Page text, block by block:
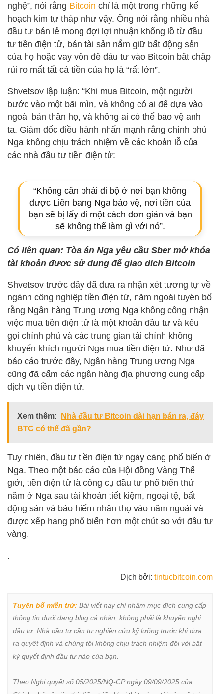
nghệ”, nói rằng Bitcoin chỉ là một trong những kế
hoạch kim tự tháp như vậy. Ông nói rằng nhiều nhà
đầu tư bán lẻ mong đợi lợi nhuận khổng lồ từ đầu
tư tiền điện tử, bán tài sản nắm giữ bất động sản
của họ hoặc vay vốn để đầu tư vào Bitcoin bất chấp
rủi ro mất tất cả tiền của họ là “rất lớn”.
Shvetsov lập luận: “Khi mua Bitcoin, một người
bước vào một bãi mìn, và không có ai để dựa vào
ngoài bản thân họ, và không ai có thể bảo vệ anh
ta. Giám đốc điều hành nhấn mạnh rằng chính phủ
Nga không chịu trách nhiệm về các khoản lỗ của
các nhà đầu tư tiền điện tử:
“Không cần phải đi bộ ở nơi bạn không
được Liên bang Nga bảo vệ, nơi tiền của
bạn sẽ bị lấy đi một cách đơn giản và bạn
sẽ không thể làm gì với nó”.
Có liên quan: Tòa án Nga yêu cầu Sber mở khóa
tài khoản được sử dụng để giao dịch Bitcoin
Shvetsov trước đây đã đưa ra nhận xét tương tự về
ngành công nghiệp tiền điện tử, năm ngoái tuyên bố
rằng Ngân hàng Trung ương Nga không công nhận
việc mua tiền điện tử là một khoản đầu tư và kêu
gọi chính phủ và các trung gian tài chính không
khuyến khích người Nga mua tiền điện tử. Như đã
báo cáo trước đây, Ngân hàng Trung ương Nga
cũng đã cấm các ngân hàng địa phương cung cấp
dịch vụ tiền điện tử.
Xem thêm:
Nhà đầu tư Bitcoin dài hạn bán ra, đáy
BTC có thể đã gần?
Tuy nhiên, đầu tư tiền điện tử ngày càng phổ biến ở
Nga. Theo một báo cáo của Hội đồng Vàng Thế
giới, tiền điện tử là công cụ đầu tư phổ biến thứ
năm ở Nga sau tài khoản tiết kiệm, ngoại tệ, bất
động sản và bảo hiểm nhân thọ vào năm ngoái và
được xếp hạng phổ biến hơn một chút so với đầu tư
vàng.
.
Dịch bởi: tintucbitcoin.com
Tuyên bố miễn trừ: Bài viết này chỉ nhằm mục đích cung cấp
thông tin dưới dạng blog cá nhân, không phải là khuyến nghị
đầu tư. Nhà đầu tư cần tự nghiên cứu kỹ lưỡng trước khi đưa
ra quyết định và chúng tôi không chịu trách nhiệm đối với bất
kỳ quyết định đầu tư nào của bạn.
Theo Nghị quyết số 05/2025/NQ-CP ngày 09/09/2025 của